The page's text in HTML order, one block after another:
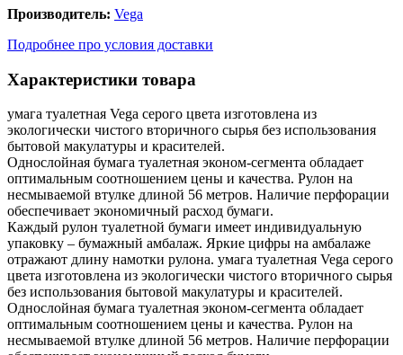
Производитель: Vega
Подробнее про условия доставки
Характеристики товара
умага туалетная Vega серого цвета изготовлена из
экологически чистого вторичного сырья без использования
бытовой макулатуры и красителей.
Однослойная бумага туалетная эконом-сегмента обладает
оптимальным соотношением цены и качества. Рулон на
несмываемой втулке длиной 56 метров. Наличие перфорации
обеспечивает экономичный расход бумаги.
Каждый рулон туалетной бумаги имеет индивидуальную
упаковку – бумажный амбалаж. Яркие цифры на амбалаже
отражают длину намотки рулона. умага туалетная Vega серого
цвета изготовлена из экологически чистого вторичного сырья
без использования бытовой макулатуры и красителей.
Однослойная бумага туалетная эконом-сегмента обладает
оптимальным соотношением цены и качества. Рулон на
несмываемой втулке длиной 56 метров. Наличие перфорации